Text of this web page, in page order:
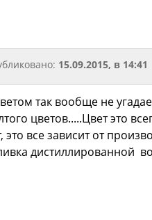
15.09.2015, в 14:41
так вообще не
цветов.....Цвет это
это все зависит от
дистиллированной